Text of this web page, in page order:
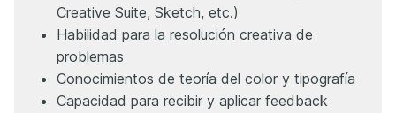
Creative Suite, Sketch, etc.)
Habilidad para la resolución creativa de
problemas
Conocimientos de teoría del color y tipografía
Capacidad para recibir y aplicar feedback